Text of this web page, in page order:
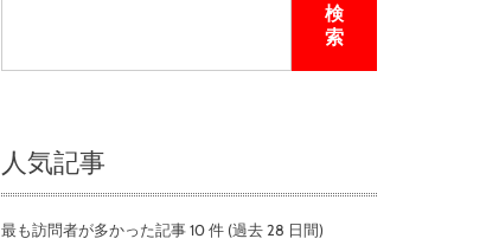
検
索
人気記事
最も訪問者が多かった記事 10 件 (過去 28 日間)